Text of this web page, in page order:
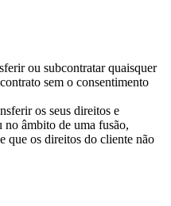
ou subcontratar quaisquer
sem o consentimento
os seus direitos e
no âmbito de uma fusão,
que os direitos do cliente não